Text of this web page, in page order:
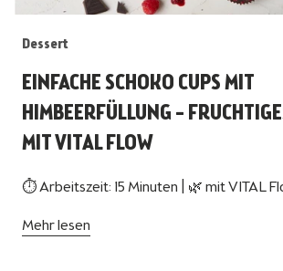
Dessert
EINFACHE SCHOKO CUPS MIT
HIMBEERFÜLLUNG –
MIT VITAL FLOW
⏱ Arbeitszeit: 15 Minuten | 🌿 mit VITAL
Mehr lesen